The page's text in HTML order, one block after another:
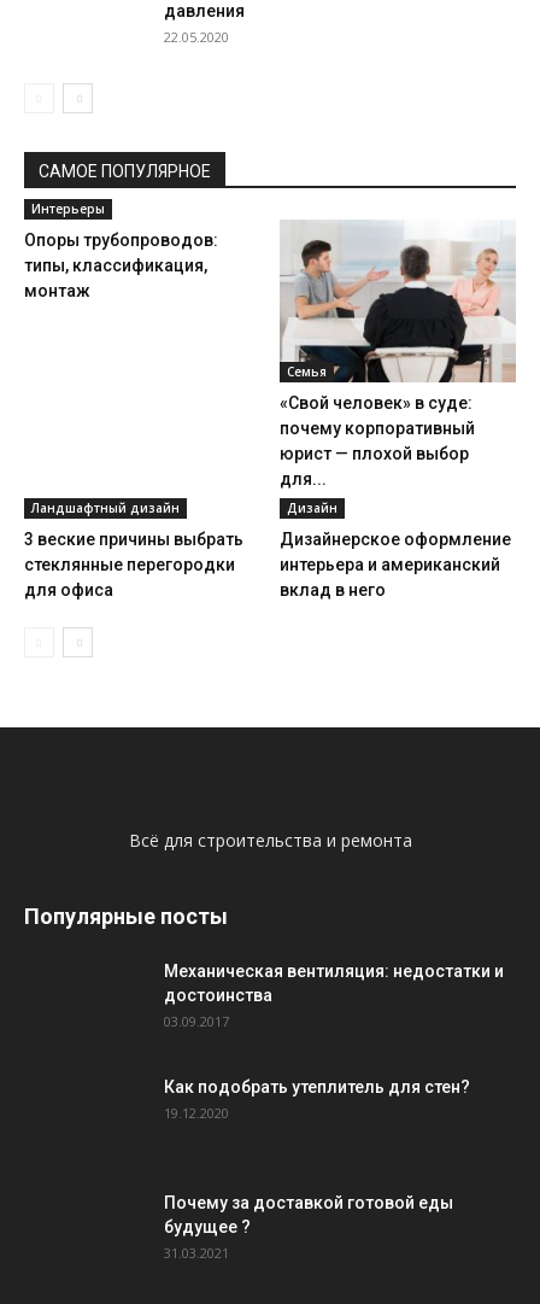
давления
22.05.2020
САМОЕ ПОПУЛЯРНОЕ
Интерьеры
Опоры трубопроводов:
типы, классификация,
монтаж
Семья
«Свой человек» в суде:
почему корпоративный
юрист — плохой выбор
для...
Ландшафтный дизайн
3 веские причины выбрать
стеклянные перегородки
для офиса
Дизайн
Дизайнерское оформление
интерьера и американский
вклад в него
Всё для строительства и ремонта
Популярные посты
Механическая вентиляция: недостатки и
достоинства
03.09.2017
Как подобрать утеплитель для стен?
19.12.2020
Почему за доставкой готовой еды
будущее ?
31.03.2021